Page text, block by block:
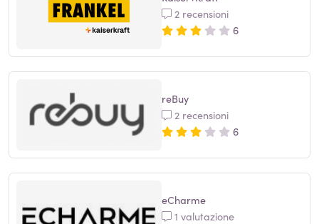
2 recensioni
6
reBuy
2 recensioni
6
eCharme
1 valutazione